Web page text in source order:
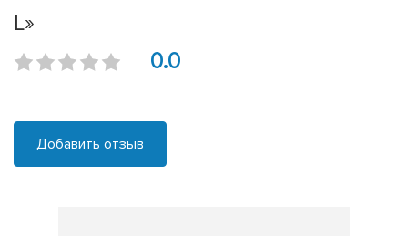
L»
0.0
Добавить отзыв